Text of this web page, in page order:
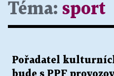
Téma: sport
Pořadatel
bude s PPF